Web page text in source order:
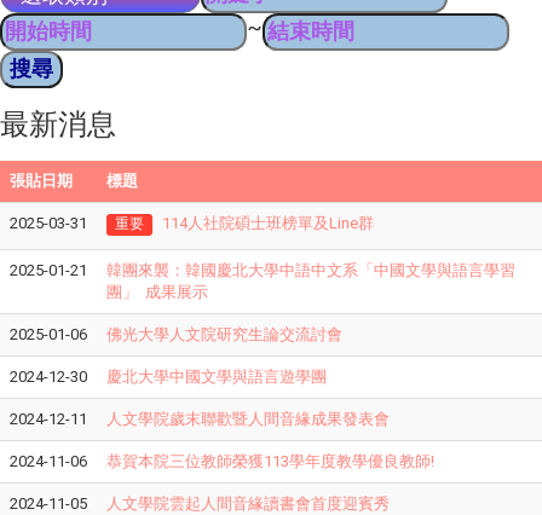
~
最新消息
張貼日期 標題
2025-03-31 重要 114人社院碩士班榜單及Line群
2025-01-21
韓團來襲：韓國慶北大學中語中文系「中國文學與語言學習
團」 成果展示
2025-01-06 佛光大學人文院研究生論交流討會
2024-12-30 慶北大學中國文學與語言遊學團
2024-12-11 人文學院歲末聯歡暨人間音緣成果發表會
2024-11-06 恭賀本院三位教師榮獲113學年度教學優良教師!
2024-11-05 人文學院雲起人間音緣讀書會首度迎賓秀